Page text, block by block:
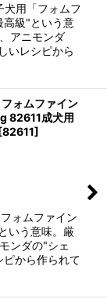
犬用「フォムフ
高級"という意
アニモンダ
いレシピから
ォムファイン
82611成犬用
82611]
ォムファイン
いう意味。厳
ンダの"シェ
から作られて